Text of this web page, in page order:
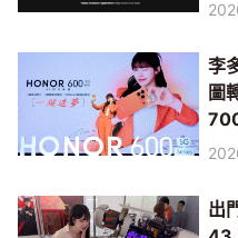
李
圖
出